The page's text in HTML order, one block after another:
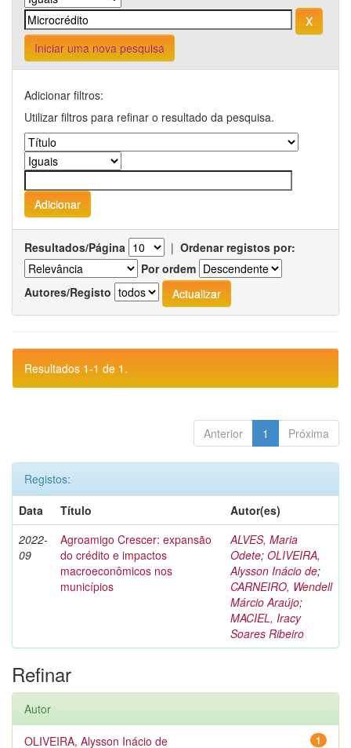
Iniciar uma nova pesquisa
Adicionar filtros:
Utilizar filtros para refinar o resultado da pesquisa.
Resultados/Página | Ordenar registos por:
Por ordem
Autores/Registo
Resultados 1-1 de 1.
Anterior 1 Próxima
Registos:
Data
Título
Autor(es)
2022-
09
Agroamigo Crescer: expansão
do crédito e impactos
macroeconômicos nos
municípios
ALVES, Maria
Odete; OLIVEIRA,
Alysson Inácio de;
CARNEIRO, Wendell
Márcio Araújo;
MACIEL, Iracy
Soares Ribeiro
Refinar
Autor
1
OLIVEIRA, Alysson Inácio de